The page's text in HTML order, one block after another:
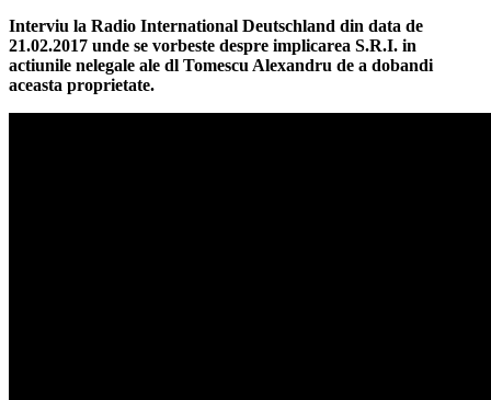
Interviu la Radio International Deutschland din data de
21.02.2017 unde se vorbeste despre implicarea S.R.I. in
actiunile nelegale ale dl Tomescu Alexandru de a dobandi
aceasta proprietate.